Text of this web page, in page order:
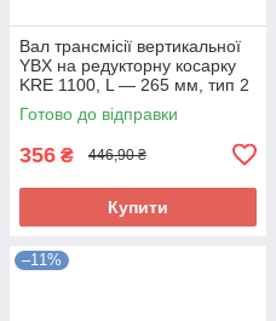
Вал трансмісії вертикальної
YBX на редукторну косарку
KRE 1100, L — 265 мм, тип 2
Готово до відправки
356 ₴ 446,90 ₴
Купити
–11%